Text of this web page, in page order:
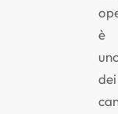
è
dei